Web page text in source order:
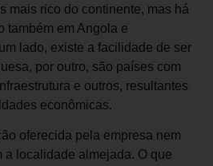
mais rico do continente, mas há
também em Angola e
lado, existe a facilidade de ser
por outro, são países com
e outros, resultantes
econômicas.
oferecida pela empresa nem
a localidade almejada. O que